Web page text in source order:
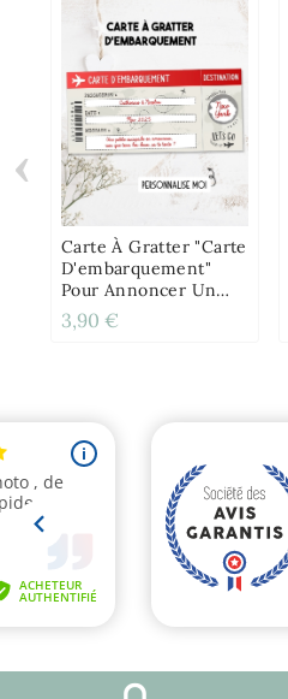
Carte À Gratter "Carte
D'embarquement"
Pour Annoncer Un
Voyage
Personnalisable
3,90 €
‹